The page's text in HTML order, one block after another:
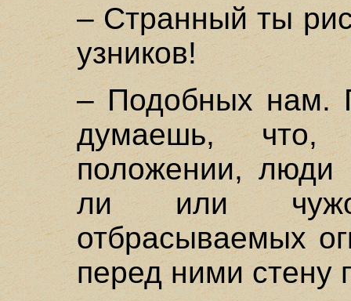
– Странный ты
узников!
– Подобных нам.
думаешь, что,
положении, люди
ли или
отбрасываемых
перед ними стену